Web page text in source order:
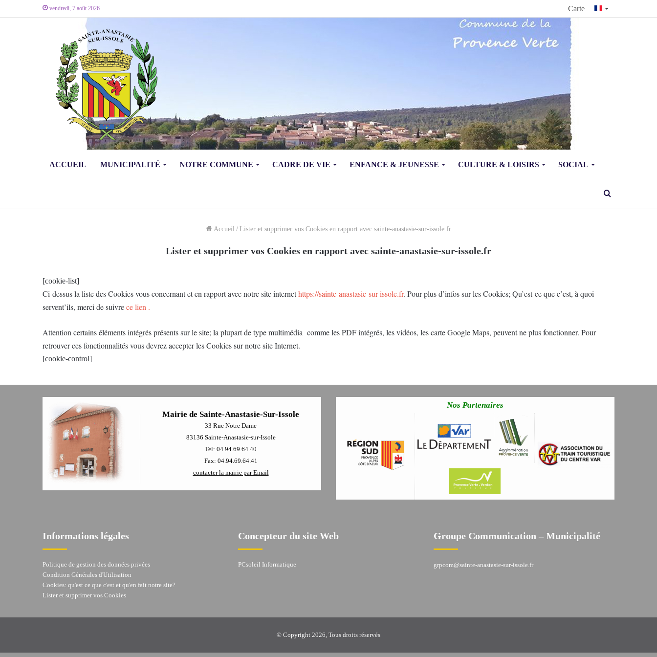
vendredi, 7 août 2026 Carte
ACCUEIL MUNICIPALITÉ NOTRE COMMUNE CADRE DE VIE ENFANCE & JEUNESSE CULTURE & LOISIRS SOCIAL
Accueil / Lister et supprimer vos Cookies en rapport avec sainte-anastasie-sur-issole.fr
Lister et supprimer vos Cookies en rapport avec sainte-anastasie-sur-issole.fr
[cookie-list]
Ci-dessus la liste des Cookies vous concernant et en rapport avec notre site internethttps://sainte-anastasie-sur-issole.fr. Pour plus d’infos sur les Cookies; Qu’est-ce que c’est, à quoi
servent’ils, merci de suivrece lien .
Attention certains éléments intégrés présents sur le site; la plupart de type multimédia comme les PDF intégrés, les vidéos, les carte Google Maps, peuvent ne plus fonctionner. Pour
retrouver ces fonctionnalités vous devrez accepter les Cookies sur notre site Internet.
[cookie-control]
Mairie de Sainte-Anastasie-Sur-Issole
33 Rue Notre Dame
83136 Sainte-Anastasie-sur-Issole
Tel: 04.94.69.64.40
Fax: 04.94.69.64.41
contacter la mairie par Email
Nos Partenaires
Informations légales
Politique de gestion des données privées
Condition Générales d'Utilisation
Cookies: qu'est ce que c'est et qu'en fait notre site?
Lister et supprimer vos Cookies
Concepteur du site Web
PCsoleil Informatique
Groupe Communication – Municipalité
grpcom@sainte-anastasie-sur-issole.fr
© Copyright 2026, Tous droits réservés